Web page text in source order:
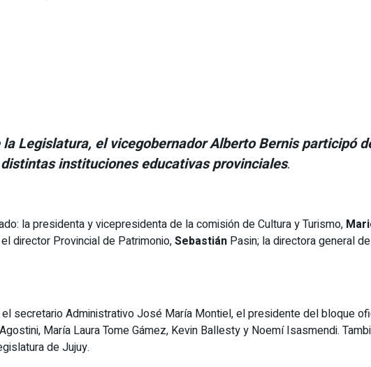
Legislatura, el vicegobernador Alberto Bernis participó
instituciones educativas provinciales.
la presidenta y vicepresidenta de la comisión de Cultura y Turismo,
el director Provincial de Patrimonio,Sebastián Pasin; la directora general
secretario Administrativo José María Montiel, el presidente del bloque
María Laura Tome Gámez, Kevin Ballesty y Noemí Isasmendi.
de Jujuy.